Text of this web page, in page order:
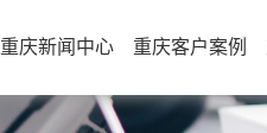
重庆新闻中心 重庆客户案例